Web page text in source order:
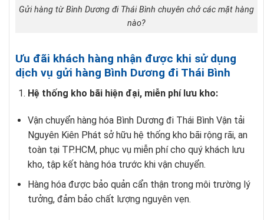
Gửi hàng từ Bình Dương đi Thái Bình chuyên chở các mặt hàng
nào?
Ưu đãi khách hàng nhận được khi sử dụng
dịch vụ gửi hàng Bình Dương đi Thái Bình
Hệ thống kho bãi hiện đại, miễn phí lưu kho:
Vận chuyển hàng hóa Bình Dương đi Thái Bình Vận tải
Nguyên Kiên Phát sở hữu hệ thống kho bãi rộng rãi, an
toàn tại TP.HCM, phục vụ miễn phí cho quý khách lưu
kho, tập kết hàng hóa trước khi vận chuyển.
Hàng hóa được bảo quản cẩn thận trong môi trường lý
tưởng, đảm bảo chất lượng nguyên vẹn.